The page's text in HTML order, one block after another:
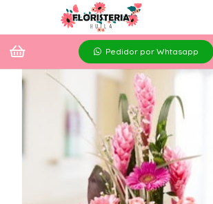
Pedidor por Whtasapp